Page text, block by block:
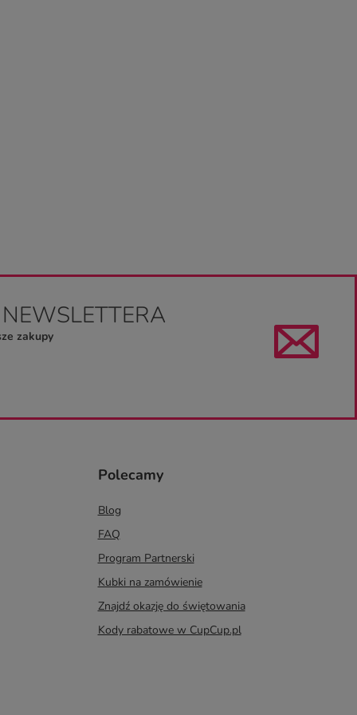
zakupy
Polecamy
Blog
FAQ
Program Partnerski
Kubki na zamówienie
Znajdź okazję do świętowania
Kody rabatowe w CupCup.pl